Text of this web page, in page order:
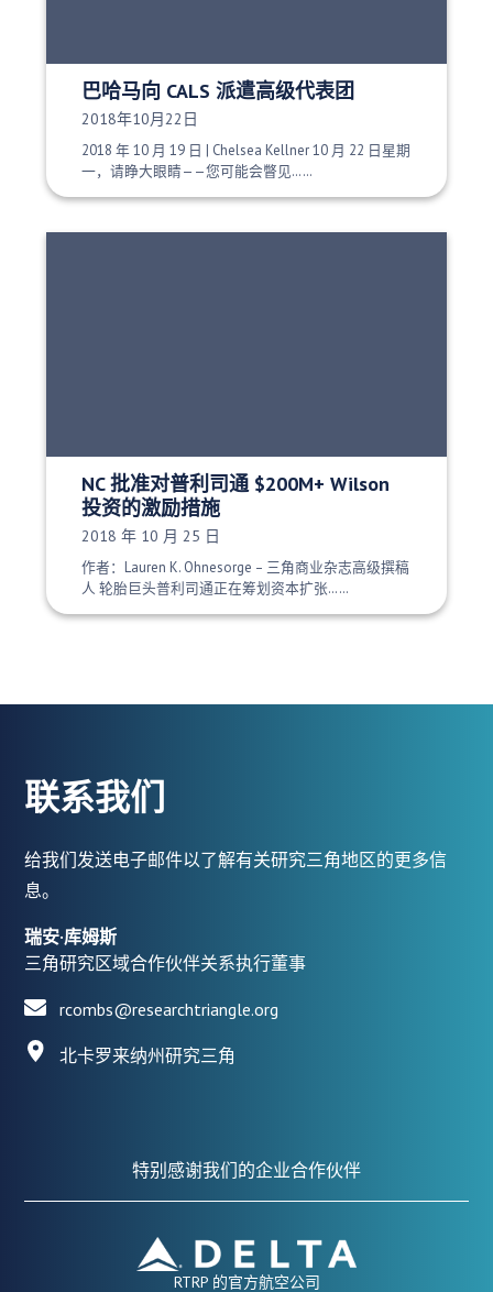
巴哈马向 CALS 派遣高级代表团
发布日期：
2018年10月22日
2018 年 10 月 19 日 | Chelsea Kellner 10 月 22 日星期
一，请睁大眼睛——您可能会瞥见……
NC 批准对普利司通 $200M+ Wilson
投资的激励措施
发布日期：
2018 年 10 月 25 日
作者：Lauren K. Ohnesorge – 三角商业杂志高级撰稿
人 轮胎巨头普利司通正在筹划资本扩张……
联系我们
给我们发送电子邮件以了解有关研究三角地区的更多信
息。
瑞安·库姆斯
三角研究区域合作伙伴关系执行董事
rcombs@researchtriangle.org
北卡罗来纳州研究三角
特别感谢我们的企业合作伙伴
RTRP 的官方航空公司